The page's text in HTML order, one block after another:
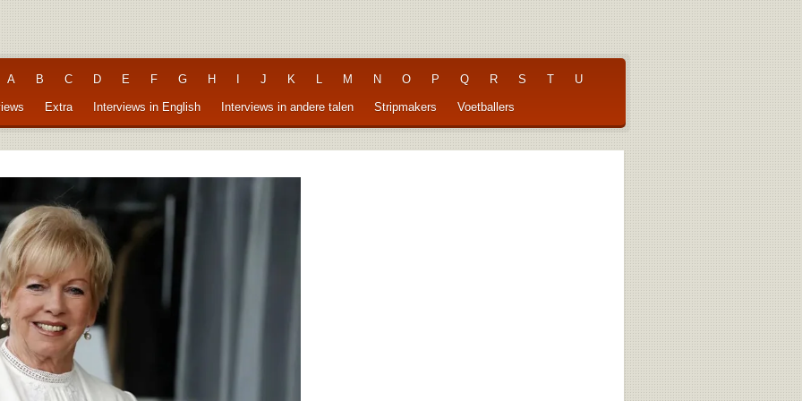
A B C D E F G H J K L M N O P Q R S T U
Extra Interviews in English Interviews in andere talen Stripmakers Voetballers